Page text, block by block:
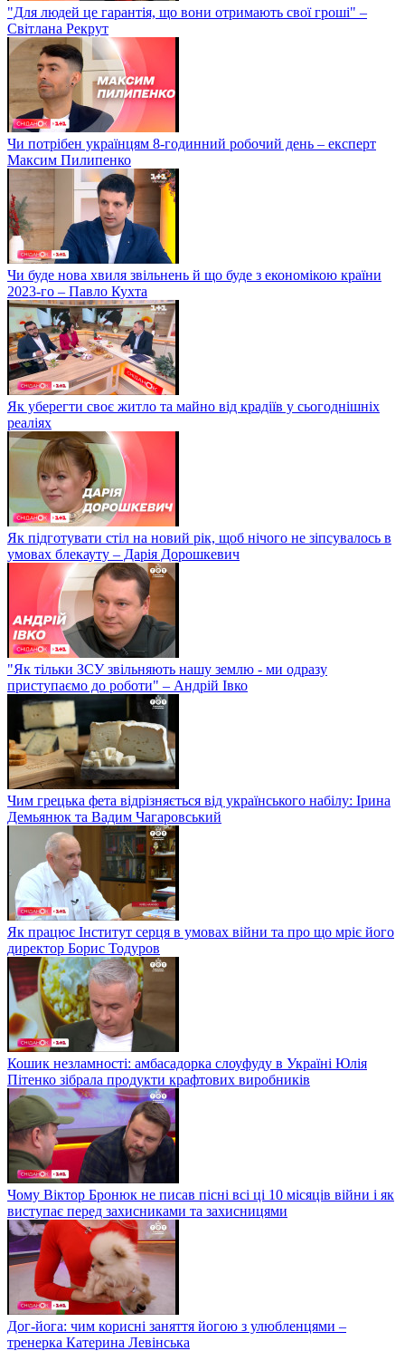
"Для людей це гарантія, що вони отримають свої гроші" –
Світлана Рекрут
Чи потрібен українцям 8-годинний робочий день – експерт
Максим Пилипенко
Чи буде нова хвиля звільнень й що буде з економікою країни
2023-го – Павло Кухта
Як уберегти своє житло та майно від крадіїв у сьогоднішніх
реаліях
Як підготувати стіл на новий рік, щоб нічого не зіпсувалось в
умовах блекауту – Дарія Дорошкевич
"Як тільки ЗСУ звільняють нашу землю - ми одразу
приступаємо до роботи" – Андрій Івко
Чим грецька фета відрізняється від українського набілу: Ірина
Демьянюк та Вадим Чагаровський
Як працює Інститут серця в умовах війни та про що мріє його
директор Борис Тодуров
Кошик незламності: амбасадорка слоуфуду в Україні Юлія
Пітенко зібрала продукти крафтових виробників
Чому Віктор Бронюк не писав пісні всі ці 10 місяців війни і як
виступає перед захисниками та захисницями
Дог-йога: чим корисні заняття йогою з улюбленцями –
тренерка Катерина Левінська